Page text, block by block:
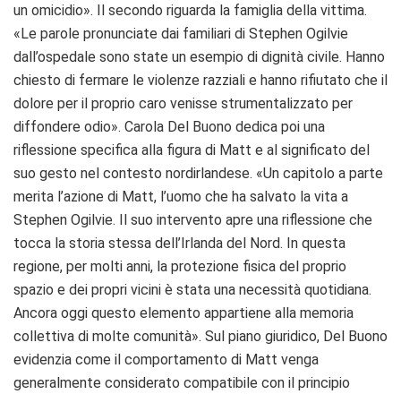
un omicidio». Il secondo riguarda la famiglia della vittima.
«Le parole pronunciate dai familiari di Stephen Ogilvie
dall’ospedale sono state un esempio di dignità civile. Hanno
chiesto di fermare le violenze razziali e hanno rifiutato che il
dolore per il proprio caro venisse strumentalizzato per
diffondere odio». Carola Del Buono dedica poi una
riflessione specifica alla figura di Matt e al significato del
suo gesto nel contesto nordirlandese. «Un capitolo a parte
merita l’azione di Matt, l’uomo che ha salvato la vita a
Stephen Ogilvie. Il suo intervento apre una riflessione che
tocca la storia stessa dell’Irlanda del Nord. In questa
regione, per molti anni, la protezione fisica del proprio
spazio e dei propri vicini è stata una necessità quotidiana.
Ancora oggi questo elemento appartiene alla memoria
collettiva di molte comunità». Sul piano giuridico, Del Buono
evidenzia come il comportamento di Matt venga
generalmente considerato compatibile con il principio